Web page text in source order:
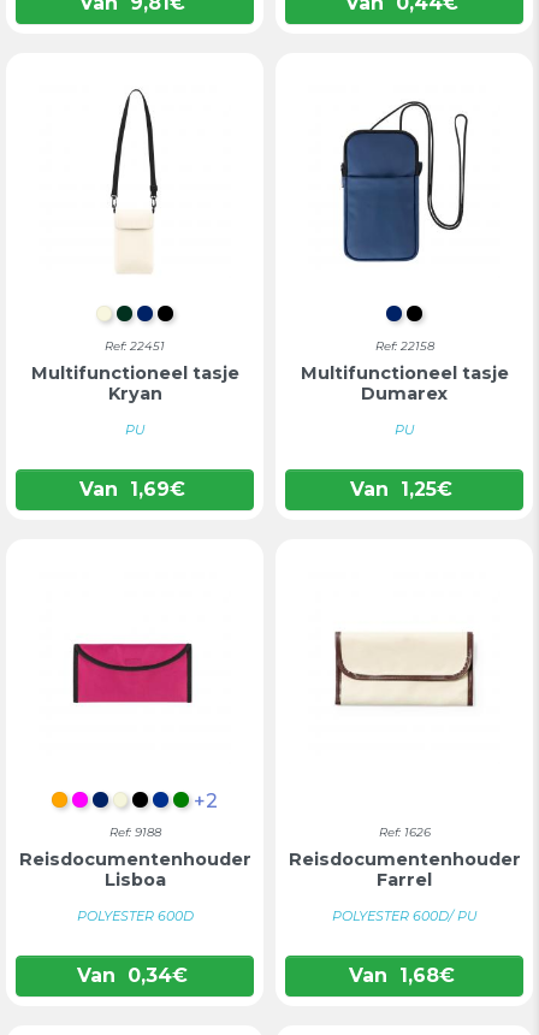
NATUURLIJK
DONKERGROEN
MARINEBLAUW
ZWART
Ref: 22451
Multifunctioneel tasje
Kryan
PU
Van 1,69€
ZWART
Ref: 22158
Multifunctioneel tasje
Dumarex
PU
Van 1,25€
ORANJE
FUCHSIA
MARINEBLAUW
BEIGE
ZWART
BLAUW
GROEN
+2
Ref: 9188
Reisdocumentenhouder
Lisboa
POLYESTER 600D
Van 0,34€
Ref: 1626
Reisdocumentenhouder
Farrel
POLYESTER 600D/ PU
Van 1,68€